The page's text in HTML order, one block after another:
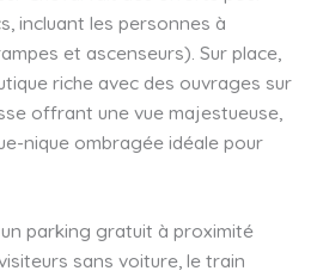
incluant les personnes à
et ascenseurs). Sur place,
riche avec des ouvrages sur
offrant une vue majestueuse,
nique ombragée idéale pour
parking gratuit à proximité
sans voiture, le train